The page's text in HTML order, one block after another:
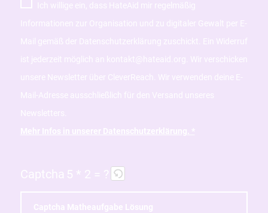
Ich willige ein, dass HateAid mir regelmäßig
Informationen zur Organisation und zu digitaler Gewalt per E-
Mail gemäß der Datenschutzerklärung zuschickt. Ein Widerruf
ist jederzeit möglich an kontakt@hateaid.org. Wir verschicken
unsere Newsletter über CleverReach. Wir verwenden deine E-
Mail-Adresse ausschließlich für den Versand unseres
Newsletters.
Mehr Infos in unserer Datenschutzerklärung. *
Captcha 5 * 2 = ?